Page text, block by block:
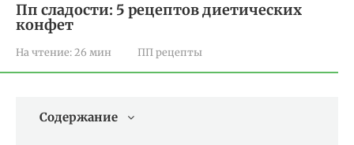
Пп сладости: 5 рецептов диетических
конфет
На чтение: 26 мин ПП рецепты
Содержание